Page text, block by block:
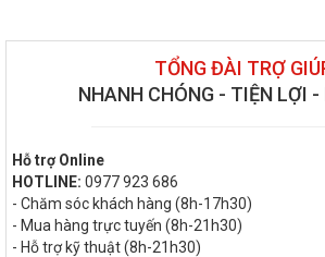
TỔNG ĐÀI TRỢ
NHANH CHÓNG - TIỆN LỢI -
Hỗ trợ Online
HOTLINE: 0977 923 686
- Chăm sóc khách hàng (8h-17h30)
- Mua hàng trực tuyến (8h-21h30)
- Hỗ trợ kỹ thuật (8h-21h30)